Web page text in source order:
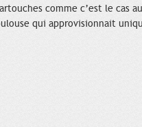
comme c’est le cas
qui approvisionnait